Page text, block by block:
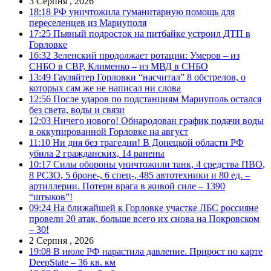
18:18 РФ уничтожила гуманитарную помощь для
переселенцев из Мариуполя
17:25 Пьяный подросток на питбайке устроил ДТП в
Горловке
16:32 Зеленский продолжает ротации: Умеров – из
СНБО в СВР, Клименко – из МВД в СНБО
13:49 Гауляйтер Горловки “насчитал” 8 обстрелов, о
которых сам же не написал ни слова
12:56 После ударов по подстанциям Мариуполь остался
без света, воды и связи
12:03 Ничего нового! Обнародован график подачи воды
в оккупированной Горловке на август
11:10 Ни дня без трагедии! В Донецкой области РФ
убила 2 гражданских, 14 ранены
10:17 Силы обороны уничтожили танк, 4 средства ПВО,
8 РСЗО, 5 броне-, 6 спец-, 485 автотехники и 80 ед. –
артиллерии. Потери врага в живой силе – 1390
“штыков”!
09:24 На ближайшей к Горловке участке ЛБС россияне
провели 20 атак, больше всего их снова на Покровском
– 30!
2 Серпня , 2026
19:08 В июле РФ нарастила давление. Прирост по карте
DeepState – 36 кв. км